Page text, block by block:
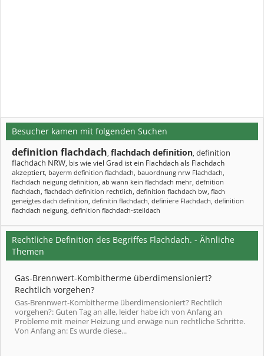
Besucher kamen mit folgenden Suchen
definition flachdach, flachdach definition, definition
flachdach NRW, bis wie viel Grad ist ein Flachdach als Flachdach
akzeptiert, bayerm definition flachdach, bauordnung nrw Flachdach,
flachdach neigung definition, ab wann kein flachdach mehr, defnition
flachdach, flachdach definition rechtlich, definition flachdach bw, flach
geneigtes dach definition, definitin flachdach, definiere Flachdach, definition
flachdach neigung, definition flachdach-steildach
Rechtliche Definition des Begriffes Flachdach. - Ähnliche
Themen
Gas-Brennwert-Kombitherme überdimensioniert?
Rechtlich vorgehen?
Gas-Brennwert-Kombitherme überdimensioniert? Rechtlich
vorgehen?: Guten Tag an alle, leider habe ich von Anfang an
Probleme mit meiner Heizung und erwäge nun rechtliche Schritte.
Von Anfang an: Es wurde diese...